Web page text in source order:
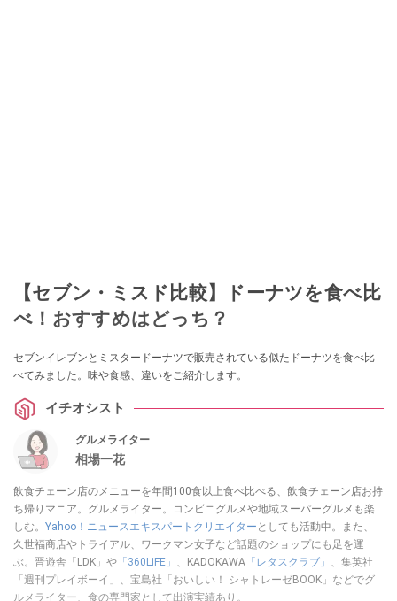
【セブン・ミスド比較】ドーナツを食べ比
べ！おすすめはどっち？
セブンイレブンとミスタードーナツで販売されている似たドーナツを食べ比
べてみました。味や食感、違いをご紹介します。
イチオシスト
グルメライター
相場一花
飲食チェーン店のメニューを年間100食以上食べ比べる、飲食チェーン店お持
ち帰りマニア。グルメライター。コンビニグルメや地域スーパーグルメも楽
しむ。 Yahoo！ニュースエキスパートクリエイター としても活動中。また、
久世福商店やトライアル、ワークマン女子など話題のショップにも足を運
ぶ。晋遊舎「LDK」や 「360LiFE」 、KADOKAWA 「レタスクラブ」
、集英社
「週刊プレイボーイ」、宝島社「おいしい！ シャトレーゼBOOK」などでグ
ルメライター、食の専門家として出演実績あり。